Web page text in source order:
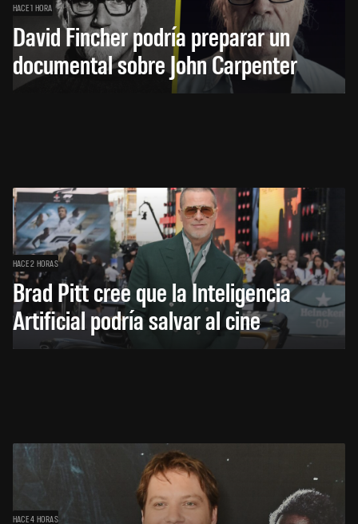
HACE 1 HORA
David Fincher podría preparar un
documental sobre John Carpenter
HACE 2 HORAS
Brad Pitt cree que la Inteligencia
Artificial podría salvar al cine
HACE 4 HORAS